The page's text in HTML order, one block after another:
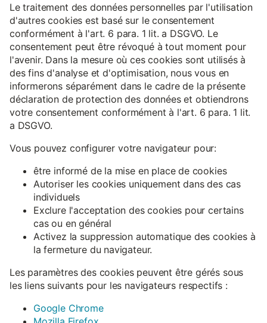
Le traitement des données personnelles par l'utilisation
d'autres cookies est basé sur le consentement
conformément à l'art. 6 para. 1 lit. a DSGVO. Le
consentement peut être révoqué à tout moment pour
l'avenir. Dans la mesure où ces cookies sont utilisés à
des fins d'analyse et d'optimisation, nous vous en
informerons séparément dans le cadre de la présente
déclaration de protection des données et obtiendrons
votre consentement conformément à l'art. 6 para. 1 lit.
a DSGVO.
Vous pouvez configurer votre navigateur pour:
être informé de la mise en place de cookies
Autoriser les cookies uniquement dans des cas
individuels
Exclure l'acceptation des cookies pour certains
cas ou en général
Activez la suppression automatique des cookies à
la fermeture du navigateur.
Les paramètres des cookies peuvent être gérés sous
les liens suivants pour les navigateurs respectifs :
Google Chrome